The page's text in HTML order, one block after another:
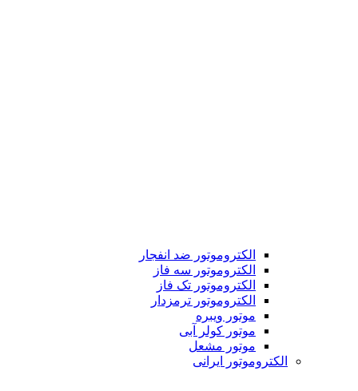
الکتروموتور ضد انفجار
الکتروموتور سه فاز
الکتروموتور تک فاز
الکتروموتور ترمزدار
موتور ویبره
موتور کولر آبی
موتور مشعل
الکتروموتور ایرانی